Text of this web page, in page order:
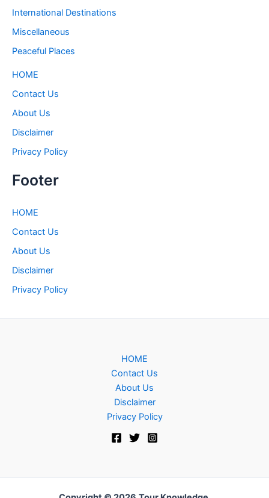
International Destinations
Miscellaneous
Peaceful Places
HOME
Contact Us
About Us
Disclaimer
Privacy Policy
Footer
HOME
Contact Us
About Us
Disclaimer
Privacy Policy
HOME
Contact Us
About Us
Disclaimer
Privacy Policy